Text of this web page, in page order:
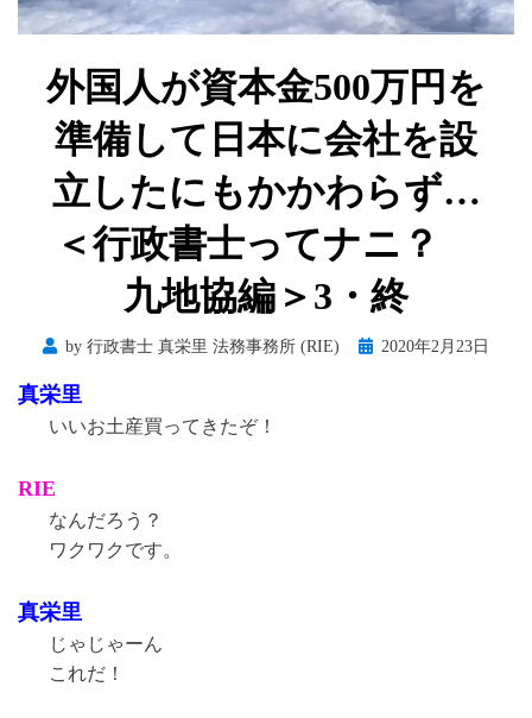
外国人が資本金500万円を
準備して日本に会社を設
立したにもかかわらず…
＜行政書士ってナニ？
九地協編＞3・終
by 行政書士 真栄里 法務事務所 (RIE)
Posted2020年2月23日
真栄里
いいお土産買ってきたぞ！
RIE
なんだろう？
ワクワクです。
真栄里
じゃじゃーん
これだ！